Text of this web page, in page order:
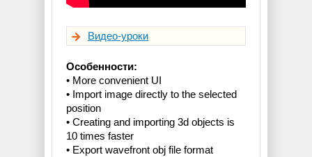
Видео-уроки
Особенности:
• More convenient UI
• Import image directly to the selected
position
• Creating and importing 3d objects is
10 times faster
• Export wavefront obj file format